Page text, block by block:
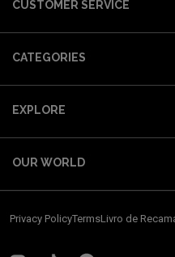
CUSTOMER SERVICE
CATEGORIES
EXPLORE
OUR WORLD
Privacy PolicyTermsLivro de